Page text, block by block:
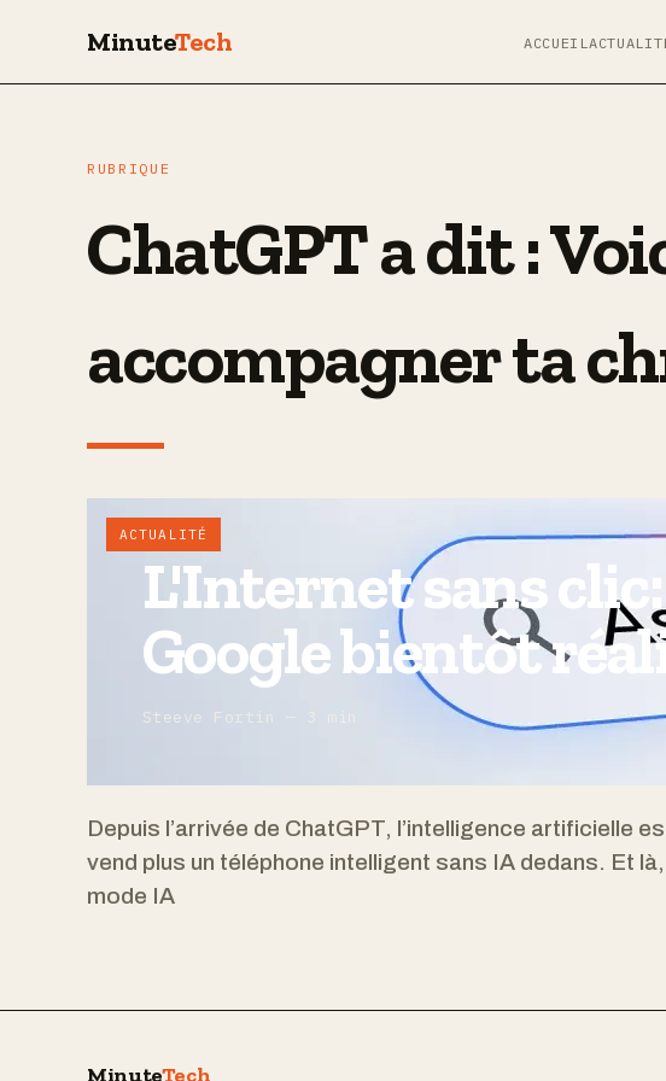
MinuteTech ACCUEIL
RUBRIQUE
ChatGPT a dit :
accompagner ta
ACTUALITÉ
L'Internet sans
Google bientôt
Steeve Fortin — 3 min
Depuis l’arrivée de ChatGPT, l’intelligence artificielle
vend plus un téléphone intelligent sans IA dedans. Et
mode IA
MinuteTech